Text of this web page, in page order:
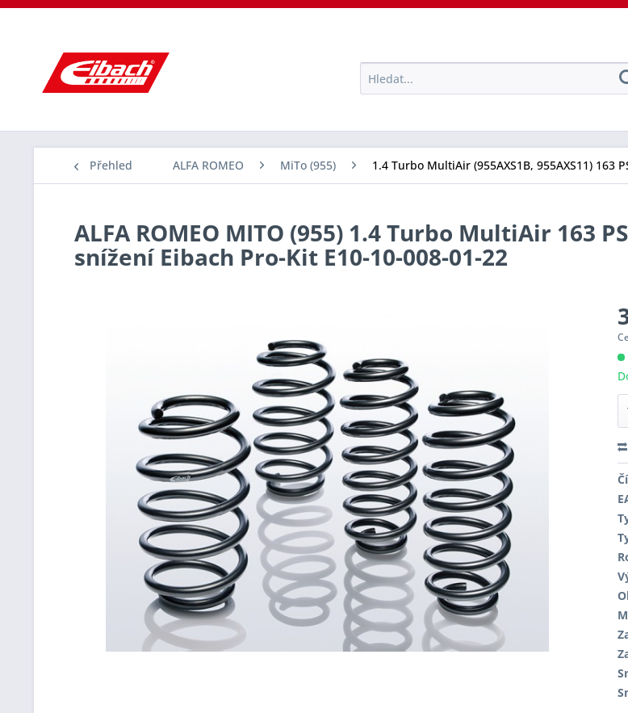
Přehled ALFA ROMEO MiTo (955) 1.4 Turbo MultiAir (955AXS1B, 955AXS11) 163
ALFA ROMEO MITO (955) 1.4 Turbo MultiAir 163
snížení Eibach Pro-Kit E10-10-008-01-22